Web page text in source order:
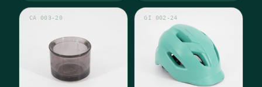
CA 003-20 GI 002-24